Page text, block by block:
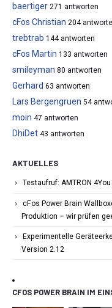
baertiger 271 antworten
cFos Christian 204
trebtrab 144 antworten
cFos Martin 133 antworten
smileyman 80 antworten
Gerhard 63 antworten
Lars Bergengruen 54
moin 47 antworten
DhiDet 43 antworten
AKTUELLES
Testaufruf: AMTRON
cFos Power Brain
Produktion – wir prüfen
Experimentelle
Version 2.12
CFOS POWER BRAIN IM